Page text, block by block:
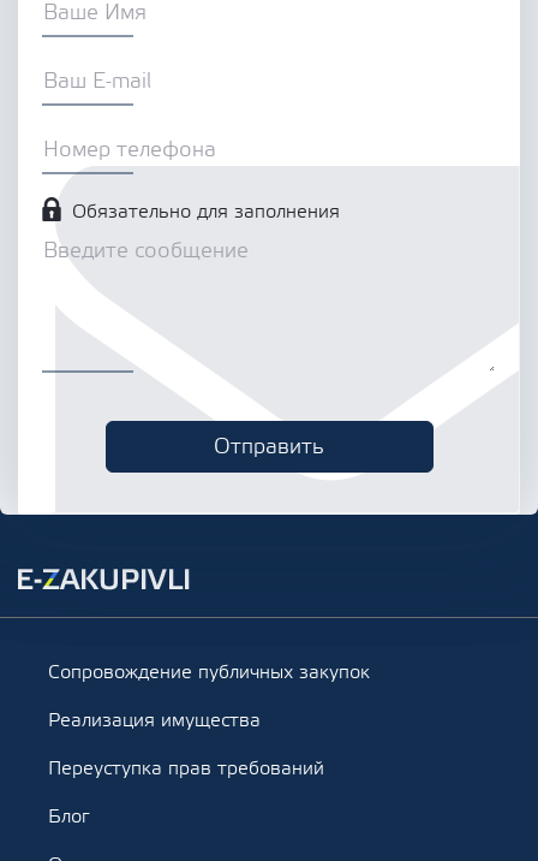
Обязательно для заполнения
Сопровождение публичных закупок
Реализация имущества
Переуступка прав требований
Блог